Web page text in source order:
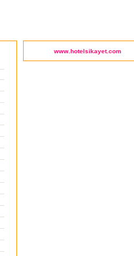
Otel
www.hotelsikayet.com